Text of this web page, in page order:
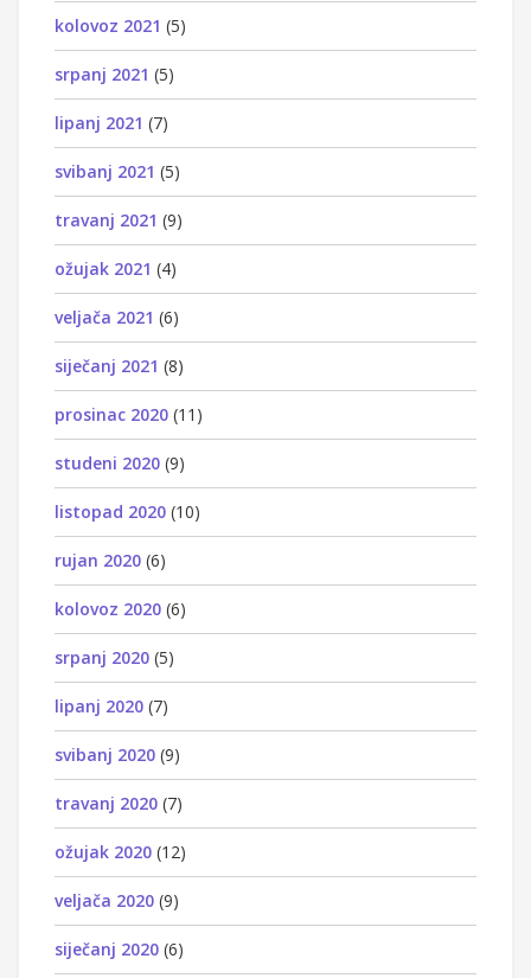
kolovoz 2021 (5)
srpanj 2021 (5)
lipanj 2021 (7)
svibanj 2021 (5)
travanj 2021 (9)
ožujak 2021 (4)
veljača 2021 (6)
siječanj 2021 (8)
prosinac 2020 (11)
studeni 2020 (9)
listopad 2020 (10)
rujan 2020 (6)
kolovoz 2020 (6)
srpanj 2020 (5)
lipanj 2020 (7)
svibanj 2020 (9)
travanj 2020 (7)
ožujak 2020 (12)
veljača 2020 (9)
siječanj 2020 (6)